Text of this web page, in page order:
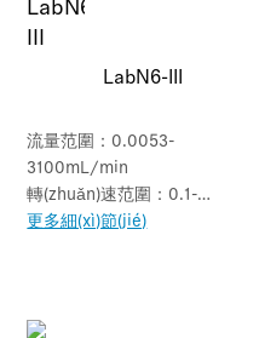
LabN6-III
流量范圍：0.0053-
3100mL/min
轉(zhuǎn)速范圍：0.1-
600rpm
更多細(xì)節(jié)